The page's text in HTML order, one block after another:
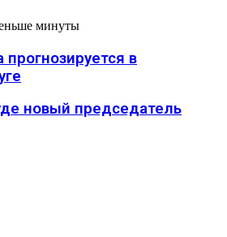
минуты
прогнозируется в
новый председатель